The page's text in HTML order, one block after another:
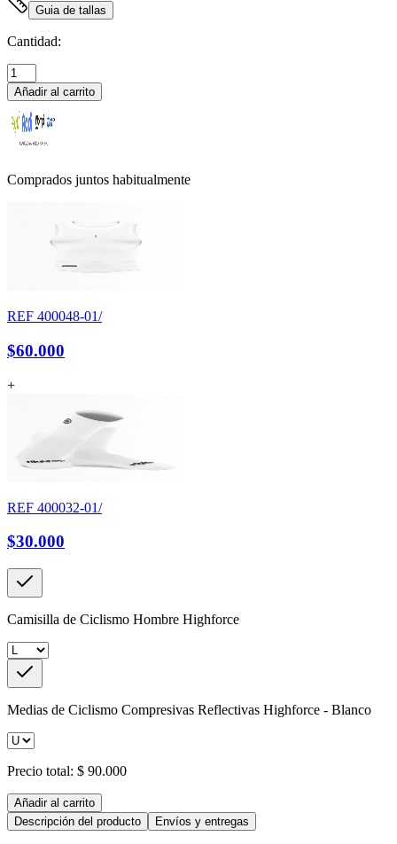
Guia de tallas
Cantidad:
Añadir al carrito
Comprados juntos habitualmente
REF 400048-01/
$60.000
+
REF 400032-01/
$30.000
Camisilla de Ciclismo Hombre Highforce
Medias de Ciclismo Compresivas Reflectivas Highforce - Blanco
Precio total: $ 90.000
Añadir al carrito
Descripción del producto
Envíos y entregas